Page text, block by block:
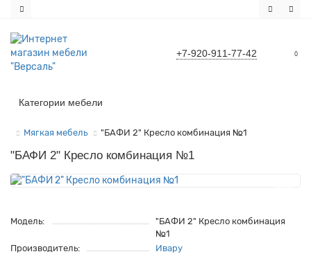
+7-920-911-77-42 0
Категории мебели
Мягкая мебель "БАФИ 2" Кресло комбинация №1
"БАФИ 2" Кресло комбинация №1
Модель:
"БАФИ 2" Кресло комбинация
№1
Производитель:
Ивару